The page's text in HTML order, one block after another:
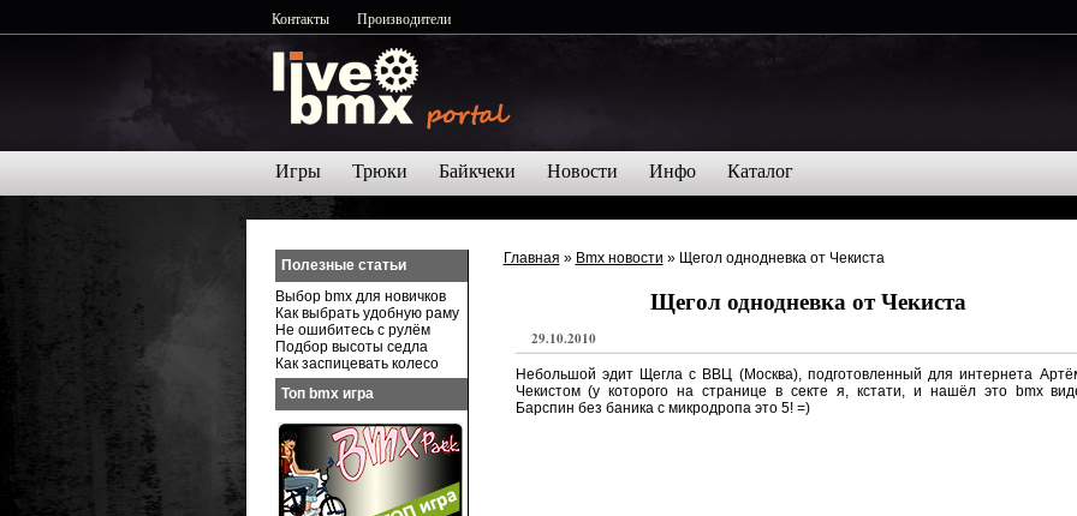
Контакты Производители
Игры Трюки Байкчеки Новости Инфо Каталог
Главная » Bmx новости » Щегол однодневка от Чекиста
Щегол однодневка от Чекиста
29.10.2010
Небольшой эдит Щегла с ВВЦ (Москва), подготовленный для интернета
Чекистом (у которого на странице в секте я, кстати, и нашёл это bmx
Барспин без баника с микродропа это 5! =)
Полезные статьи
Выбор bmx для новичков
Как выбрать удобную раму
Не ошибитесь с рулём
Подбор высоты седла
Как заспицевать колесо
Топ bmx игра